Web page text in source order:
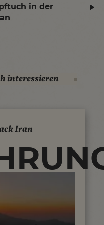
in der
interessieren
Iran